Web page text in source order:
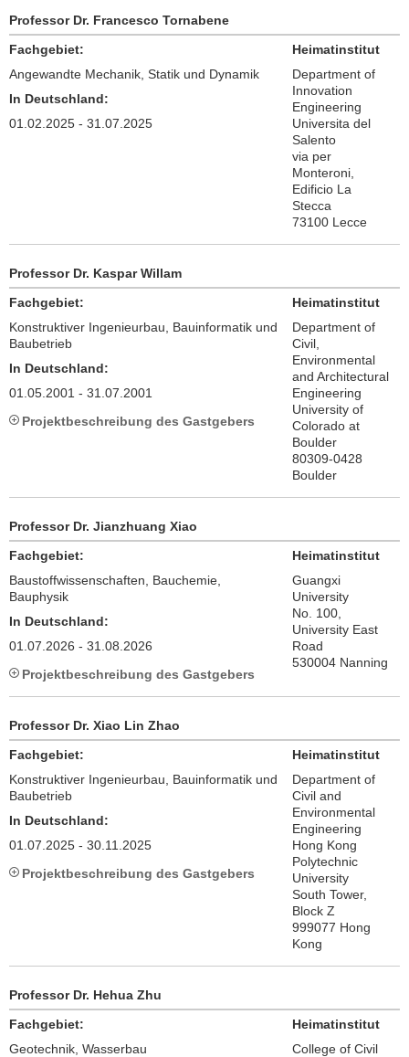
Professor Dr. Francesco Tornabene
Fachgebiet:
Angewandte Mechanik, Statik und Dynamik
In Deutschland:
01.02.2025 - 31.07.2025
Heimatinstitut
Department of
Innovation
Engineering
Universita del
Salento
via per
Monteroni,
Edificio La
Stecca
73100 Lecce
Professor Dr. Kaspar Willam
Fachgebiet:
Konstruktiver Ingenieurbau, Bauinformatik und
Baubetrieb
In Deutschland:
01.05.2001 - 31.07.2001
Projektbeschreibung des Gastgebers
Heimatinstitut
Department of
Civil,
Environmental
and Architectural
Engineering
University of
Colorado at
Boulder
80309-0428
Boulder
Professor Dr. Jianzhuang Xiao
Fachgebiet:
Baustoffwissenschaften, Bauchemie,
Bauphysik
In Deutschland:
01.07.2026 - 31.08.2026
Projektbeschreibung des Gastgebers
Heimatinstitut
Guangxi
University
No. 100,
University East
Road
530004 Nanning
Professor Dr. Xiao Lin Zhao
Fachgebiet:
Konstruktiver Ingenieurbau, Bauinformatik und
Baubetrieb
In Deutschland:
01.07.2025 - 30.11.2025
Projektbeschreibung des Gastgebers
Heimatinstitut
Department of
Civil and
Environmental
Engineering
Hong Kong
Polytechnic
University
South Tower,
Block Z
999077 Hong
Kong
Professor Dr. Hehua Zhu
Fachgebiet:
Geotechnik, Wasserbau
Heimatinstitut
College of Civil